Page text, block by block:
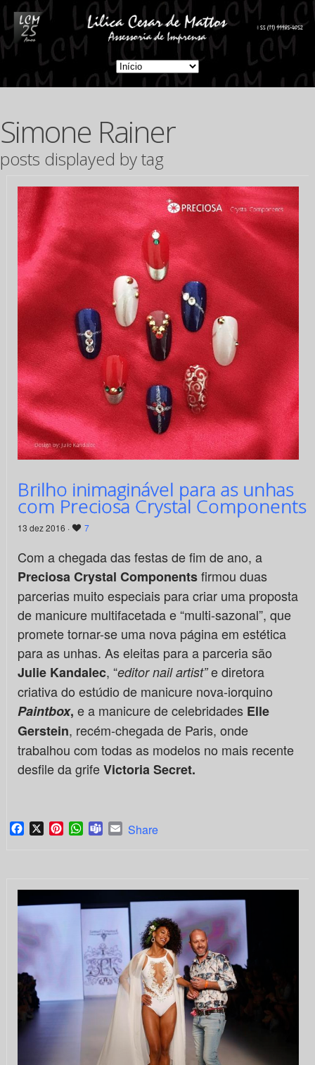
Simone Rainer
posts displayed by tag
Brilho inimaginável para as unhas
com Preciosa Crystal Components
13 dez 2016 · 7
Com a chegada das festas de fim de ano, a
Preciosa Crystal Componentsfirmou duas
parcerias muito especiais para criar uma proposta
de manicure multifacetada e “multi-sazonal”, que
promete tornar-se uma nova página em estética
para as unhas. As eleitas para a parceria são
Julie Kandalec, “editor nail artist”e diretora
criativa do estúdio de manicure nova-iorquino
Paintbox, e a manicure de celebridades Elle
Gerstein, recém-chegada de Paris, onde
trabalhou com todas as modelos no mais recente
desfile da grifeVictoria Secret.
Facebook
X PinterestWhatsApp
TeamsEmail
Share